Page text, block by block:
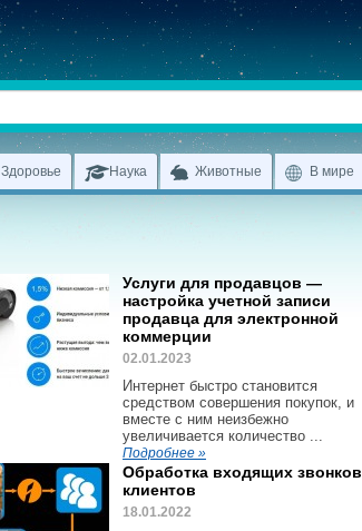
Здоровье Наука Животные В мире
Услуги для продавцов —
настройка учетной записи
продавца для электронной
коммерции
02.01.2023
Интернет быстро становится
средством совершения покупок, и
вместе с ним неизбежно
увеличивается количество ...
Подробнее »
Обработка входящих звонков
клиентов
18.01.2022